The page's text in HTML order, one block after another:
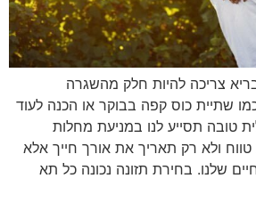
צריכה להיות חלק מהשגרה
כמו שתיית כוס קפה בבוקר או הכנה לעוד
טובה תסייע לנו במניעת מחלות
טווח ולא רק תאריך את אורך חייך אלא
שלנו. בחירת תזונה נכונה כל תא